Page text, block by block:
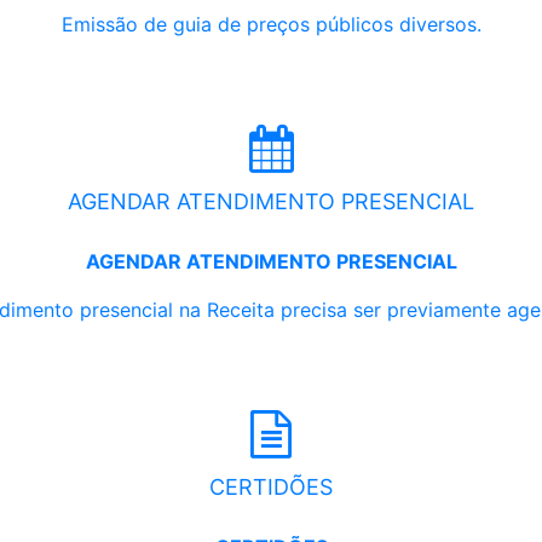
Emissão de guia de preços públicos diversos.
AGENDAR ATENDIMENTO PRESENCIAL
AGENDAR ATENDIMENTO PRESENCIAL
presencial na Receita precisa ser previamente
CERTIDÕES